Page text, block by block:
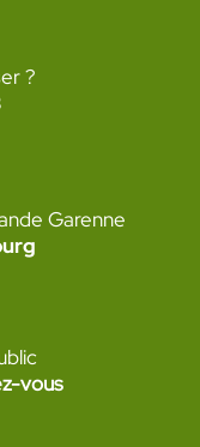
?
Garenne
vous